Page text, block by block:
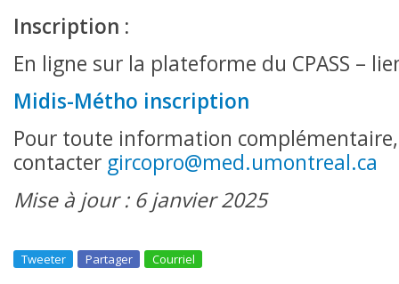
Inscription :
En ligne sur la plateforme du CPASS –
Midis-Métho inscription
Pour toute information
contacter gircopro@med.umontreal.ca
Mise à jour : 6 janvier 2025
Tweeter Partager Courriel